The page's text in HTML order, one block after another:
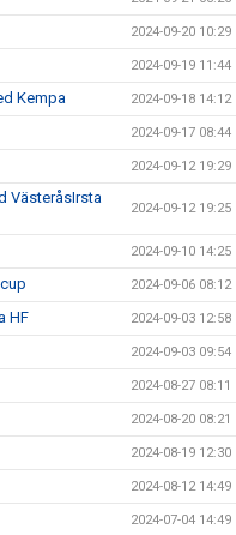
2024-09-20 10:29
2024-09-19 11:44
Kempa 2024-09-18 14:12
2024-09-17 08:44
2024-09-12 19:29
VästeråsIrsta
2024-09-12 19:25
2024-09-10 14:25
2024-09-06 08:12
HF 2024-09-03 12:58
2024-09-03 09:54
2024-08-27 08:11
2024-08-20 08:21
2024-08-19 12:30
2024-08-12 14:49
2024-07-04 14:49